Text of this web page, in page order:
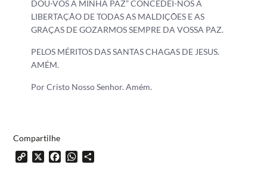
DOU-VOS A MINHA PAZ” CONCEDEI-NOS A
LIBERTAÇÃO DE TODAS AS MALDIÇÕES E AS
GRAÇAS DE GOZARMOS SEMPRE DA VOSSA PAZ.
PELOS MÉRITOS DAS SANTAS CHAGAS DE JESUS.
AMÉM.
Por Cristo Nosso Senhor. Amém.
Compartilhe
Copy X FacebookWhatsApp